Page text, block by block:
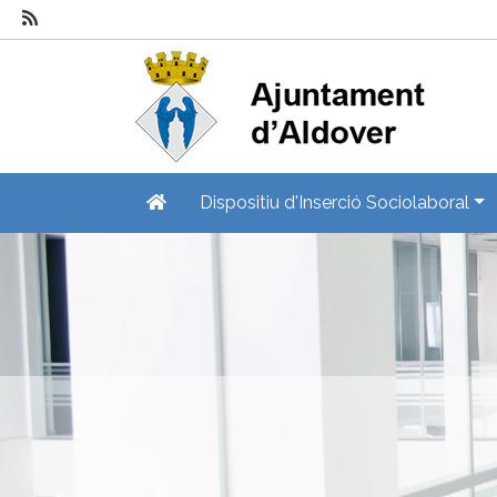
Dispositiu d'Inserció Sociolaboral